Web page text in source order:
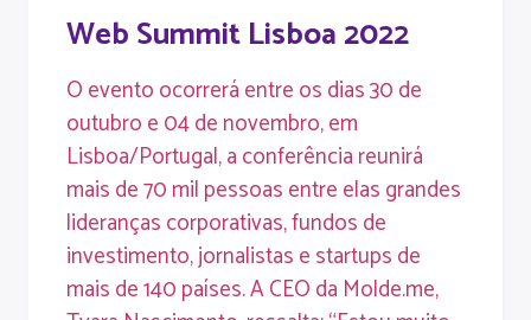
Web Summit Lisboa 2022
O evento ocorrerá entre os dias 30 de
outubro e 04 de novembro, em
Lisboa/Portugal, a conferência reunirá
mais de 70 mil pessoas entre elas grandes
lideranças corporativas, fundos de
investimento, jornalistas e startups de
mais de 140 países. A CEO da Molde.me,